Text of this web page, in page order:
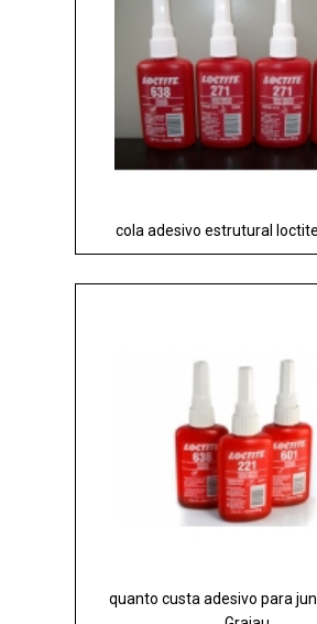
cola adesivo estrutural
quanto custa adesivo para